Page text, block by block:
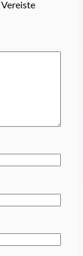
Vereiste